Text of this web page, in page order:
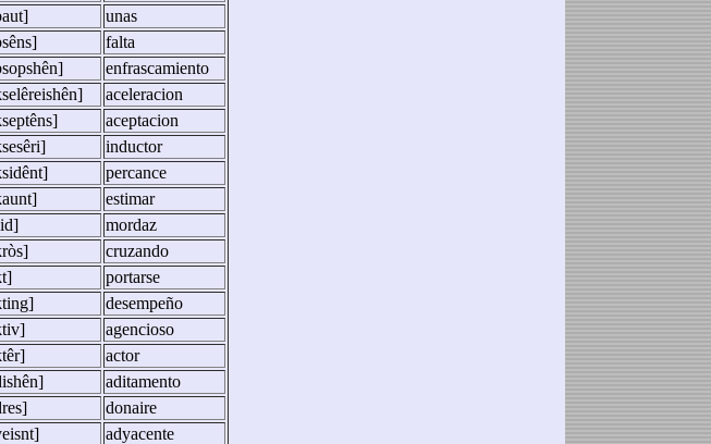
unas
falta
enfrascamiento
aceleracion
aceptacion
inductor
percance
estimar
mordaz
cruzando
portarse
desempeño
agencioso
actor
aditamento
donaire
adyacente